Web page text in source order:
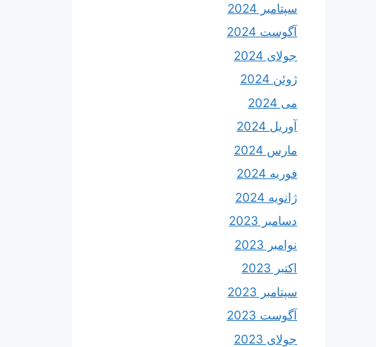
سپتامبر 2024
آگوست 2024
جولای 2024
ژوئن 2024
می 2024
آوریل 2024
مارس 2024
فوریه 2024
ژانویه 2024
دسامبر 2023
نوامبر 2023
اکتبر 2023
سپتامبر 2023
آگوست 2023
جولای 2023